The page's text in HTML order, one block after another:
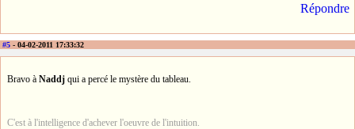
Répondre
#5 - 04-02-2011 17:33:32
Bravo à Naddj qui a percé le mystère du tableau.
C'est à l'intelligence d'achever l'oeuvre de l'intuition.